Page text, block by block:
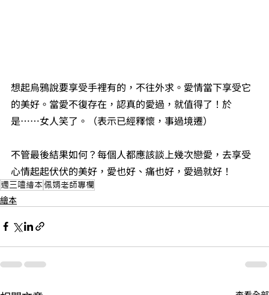
想起烏鴉說要享受手裡有的，不往外求。愛情當下享受它
的美好。當愛不復存在，認真的愛過，就值得了！於
是⋯⋯女人笑了。（表示已經釋懷，事過境遷）
不管最後結果如何？每個人都應該談上幾次戀愛，去享受
心情起起伏伏的美好，愛也好、痛也好，愛過就好！
週三嗑繪本 佩娟老師專欄
繪本